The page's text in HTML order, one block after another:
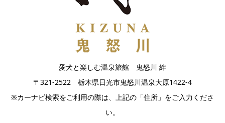
愛犬と楽しむ温泉旅館 鬼怒川 絆
〒321-2522 栃木県日光市鬼怒川温泉大原1422-4
※カーナビ検索をご利用の際は、上記の「住所」をご入力くださ
い。